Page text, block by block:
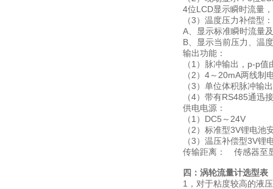
4位LCD显示瞬时流量
（3）温度压力补偿型：
A、显示标准瞬时流量
B、显示当前压力、温
输出功能：
（1）脉冲输出，p-p
（2）4～20mA两线制
（3）单位体积脉冲输
（4）带有RS485通迅
供电电源：
（1）DC5～24V
（2）标准型3V锂电池
（3）温压补偿型3V锂
传输距离： 传感器至
四：涡轮流量计选型表
1，对于粘度较高的液